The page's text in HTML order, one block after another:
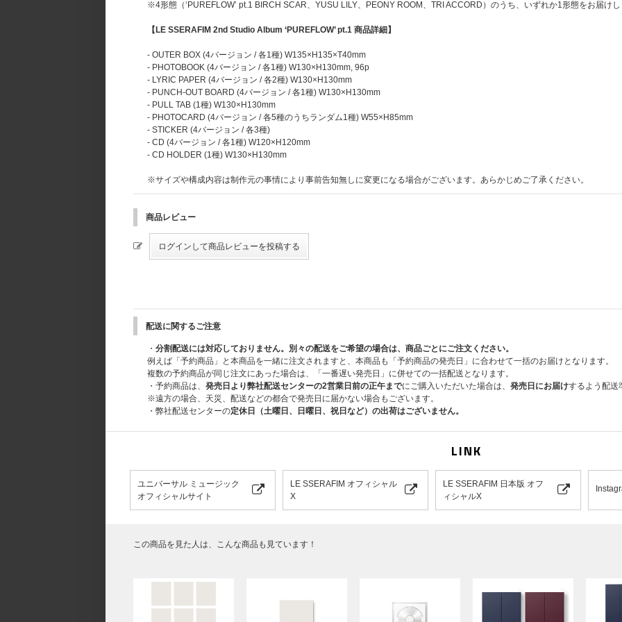
※イベント内容の詳細は後日ご案内いたします。
せん。あらかじめご了承ください。
■ラッキードローイベント特典
★UNIVERSAL MUSIC STORE絵柄 【3回目】開催分
リードシングル「CELEBRATION」MV内の、ラストシー
をお届けします！
※LE SSERAFIM Weverse ShopとUNIVERSAL MUSIC
※一般盤4形態セット、一般盤単品(4形態中ランダム1形
品(6形態中ランダム1形態)購入時に付く先着ラッキードロ
ド」は、同一店舗内では同じ絵柄になります。
※4形態（‘PUREFLOW’ pt.1 BIRCH SCAR、YUSU LILY、PEONY ROOM、TRI ACCORD）のうち、いずれか1形態をお届けし
【LE SSERAFIM 2nd Studio Album ‘PUREFLOW’ pt.1 商品詳細】
- OUTER BOX (4バージョン / 各1種) W135×H135×T40mm
- PHOTOBOOK (4バージョン / 各1種) W130×H130mm, 96p
- LYRIC PAPER (4バージョン / 各2種) W130×H130mm
- PUNCH-OUT BOARD (4バージョン / 各1種) W130×H130mm
- PULL TAB (1種) W130×H130mm
- PHOTOCARD (4バージョン / 各5種のうちランダム1種) W55×H85mm
- STICKER (4バージョン / 各3種)
- CD (4バージョン / 各1種) W120×H120mm
- CD HOLDER (1種) W130×H130mm
※サイズや構成内容は制作元の事情により事前告知無しに変更になる場合がございます。あらかじめご了承ください。
商品レビュー
配送に関するご注意
・ 分割配送には対応しておりません。別々の配送をご希望の場合は、商品ごとにご注文ください。
例えば「予約商品」と本商品を一緒に注文されますと、本商品も「予約商品の発売日」に合わせて一括のお届けとなります。
複数の予約商品が同じ注文にあった場合は、「一番遅い発売日」に併せての一括配送となります。
・予約商品は、 発売日より弊社配送センターの2営業日前の正午までにご購入いただいた場合は、 発売日にお届けするよう配送
※遠方の場合、天災、配送などの都合で発売日に届かない場合もございます。
・弊社配送センターの定休日（土曜日、日曜日、祝日など）の出荷はございません。
LINK
ユニバーサル ミュージック
オフィシャルサイト
LE SSERAFIM オフィシャル
X
LE SSERAFIM 日本版 オフ
ィシャルX
この商品を見た人は、こんな商品も見ています！